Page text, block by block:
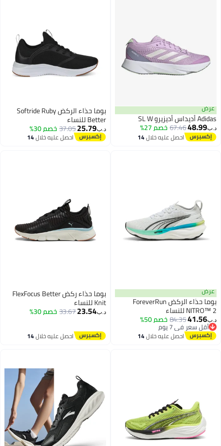
عرض
Adidas أديداس أديزيرو SL W
د.ب‏48.99
67.46خصم 27%
احصل عليه خلال14
اغسطس
بوما حذاء الركض Softride Ruby
Better للنساء
د.ب‏25.79
37.05خصم 30%
احصل عليه خلال14
اغسطس
عرض
بوما حذاء الركض ForeverRun
NITRO™ 2 للنساء
د.ب‏41.56
84.35خصم 50%
أقل سعر في 7 يوم
أقل سعر في 7 يوماحصل عليه خلال14
بوما حذاء ركض FlexFocus Better
Knit للنساء
د.ب‏23.54
33.67خصم 30%
احصل عليه خلال14